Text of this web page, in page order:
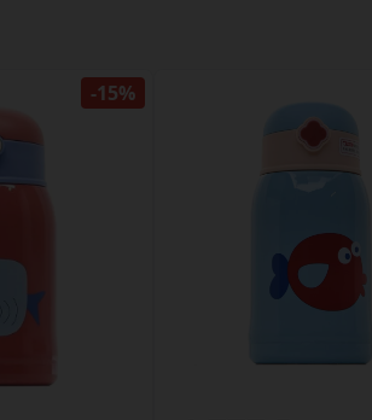
-15%